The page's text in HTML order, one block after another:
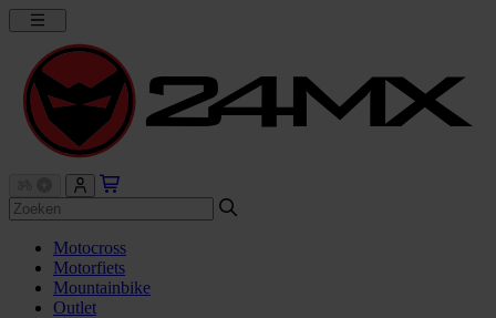
Motocross
Motorfiets
Mountainbike
Outlet